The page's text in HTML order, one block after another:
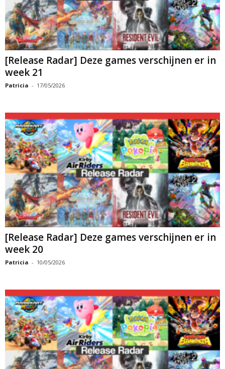
[Release Radar] Deze games verschijnen er in
week 21
Patricia - 17/05/2026
[Release Radar] Deze games verschijnen er in
week 20
Patricia - 10/05/2026